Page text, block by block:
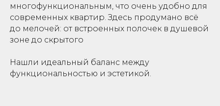
многофункциональным, что очень удобно для
современных квартир. Здесь продумано всё
до мелочей: от встроенных полочек в душевой
зоне до скрытого
Нашли идеальный баланс между
функциональностью и эстетикой.